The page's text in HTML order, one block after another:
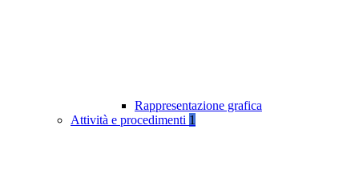
Rappresentazione grafica
Attività e procedimenti 1